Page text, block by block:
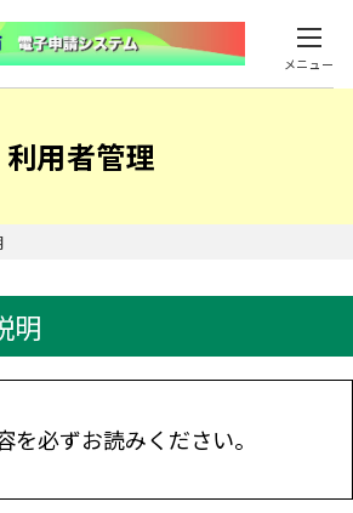
メニュー
利用者管理
明
を必ずお読みください。